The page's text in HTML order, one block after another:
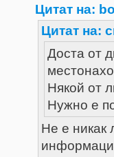
Цитат на:
Цитат на:
Доста от
Някой от
Нужно е
Не е никак